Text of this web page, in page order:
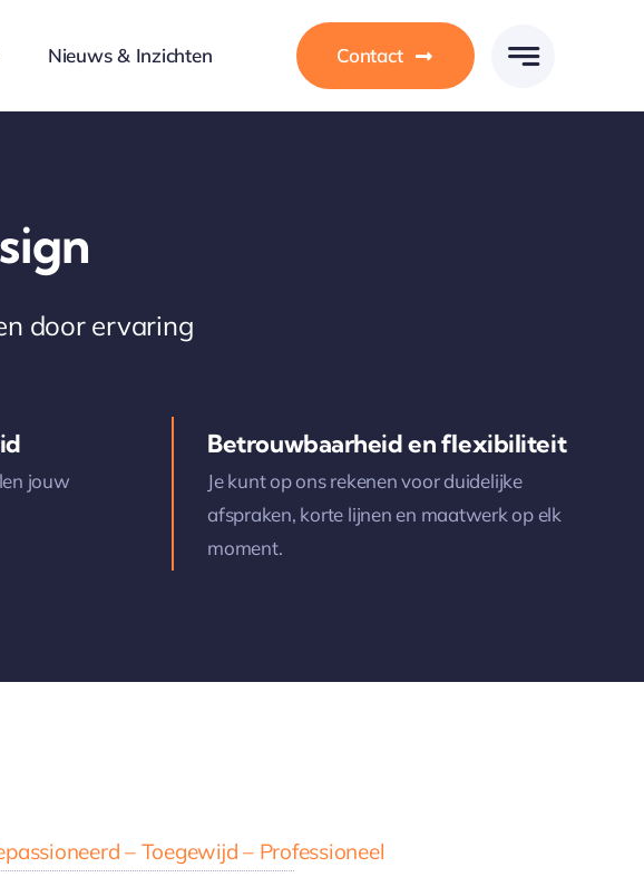
Nieuws & Inzichten Contact
door ervaring
jouw
Betrouwbaarheid en flexibiliteit
Je kunt op ons rekenen voor duidelijke
afspraken, korte lijnen en maatwerk op elk
moment.
– Toegewijd – Professioneel